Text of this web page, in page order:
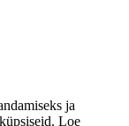
ja
Loe